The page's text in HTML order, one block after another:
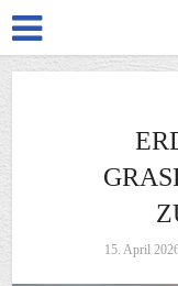
15. April